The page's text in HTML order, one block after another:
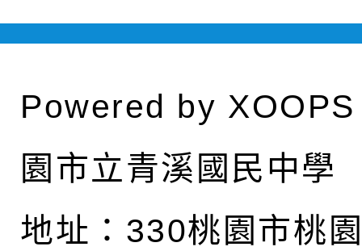
Powered by XOOPS
園市立青溪國民中學
地址： 330桃園市桃